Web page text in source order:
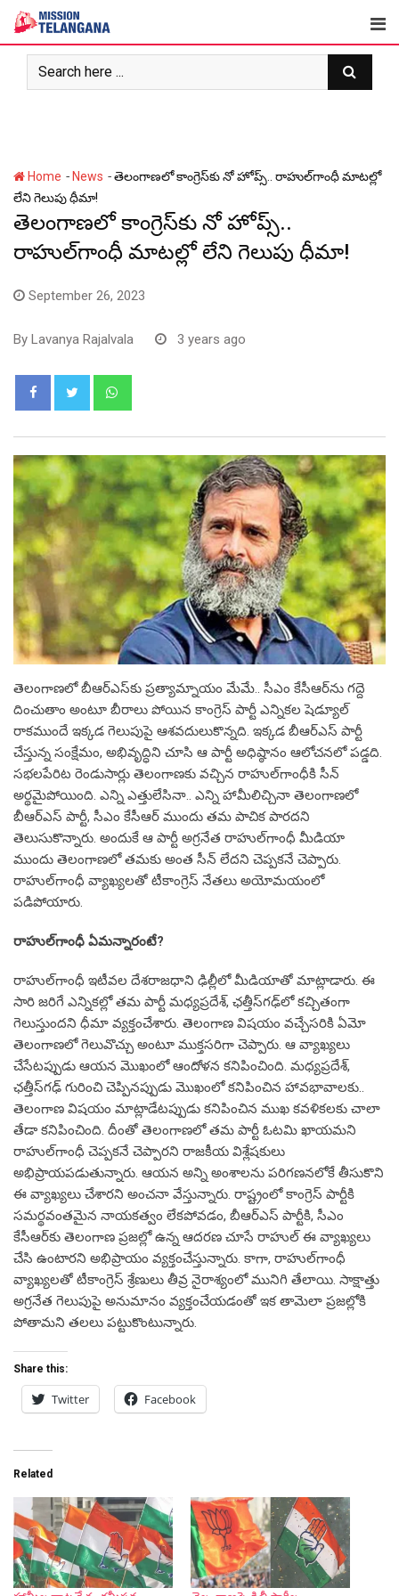
Skip
content
Home - News -తెలంగాణ‌లో కాంగ్రెస్‌కు నో హోప్స్‌.. రాహుల్‌గాంధీ మాట‌ల్లో
లేని గెలుపు ధీమా!
తెలంగాణ‌లో కాంగ్రెస్‌కు నో హోప్స్‌..
రాహుల్‌గాంధీ మాట‌ల్లో లేని గెలుపు ధీమా!
September 26, 2023
By Lavanya Rajalvala 3 years ago
తెలంగాణ‌లో బీఆర్ఎస్‌కు ప్ర‌త్యామ్నాయం మేమే.. సీఎం కేసీఆర్‌ను గ‌ద్దె
దించుతాం అంటూ బీరాలు పోయిన కాంగ్రెస్ పార్టీ ఎన్నిక‌ల షెడ్యూల్
రాక‌ముందే ఇక్క‌డ గెలుపుపై ఆశ‌వ‌దులుకొన్న‌ది. ఇక్క‌డ బీఆర్ఎస్ పార్టీ
చేస్తున్న‌ సంక్షేమం, అభివృద్ధిని చూసి ఆ పార్టీ అధిష్ఠానం ఆలోచ‌న‌లో ప‌డ్డ‌ది.
స‌భ‌ల‌పేరిట రెండుసార్లు తెలంగాణ‌కు వ‌చ్చిన రాహుల్‌గాంధీకి సీన్
అర్థ‌మైపోయింది. ఎన్ని ఎత్తులేసినా.. ఎన్ని హామీలిచ్చినా తెలంగాణలో
బీఆర్ఎస్ పార్టీ, సీఎం కేసీఆర్ ముందు త‌మ పాచిక పార‌ద‌ని
తెలుసుకొన్నారు. అందుకే ఆ పార్టీ అగ్ర‌నేత రాహుల్‌గాంధీ మీడియా
ముందు తెలంగాణ‌లో త‌మకు అంత సీన్ లేద‌ని చెప్ప‌క‌నే చెప్పారు.
రాహుల్‌గాంధీ వ్యాఖ్య‌ల‌తో టీకాంగ్రెస్ నేత‌లు అయోమ‌యంలో
ప‌డిపోయారు.
రాహుల్‌గాంధీ ఏమ‌న్నారంటే?
రాహుల్‌గాంధీ ఇటీవ‌ల దేశ‌రాజ‌ధాని ఢిల్లీలో మీడియాతో మాట్లాడారు. ఈ
సారి జ‌రిగే ఎన్నిక‌ల్లో త‌మ పార్టీ మ‌ధ్య‌ప్ర‌దేశ్‌, ఛ‌త్తీస్‌గ‌ఢ్‌లో క‌చ్చితంగా
గెలుస్తుంద‌ని ధీమా వ్య‌క్తంచేశారు. తెలంగాణ విష‌యం వ‌చ్చేస‌రికి ఏమో
తెలంగాణ‌లో గెలువొచ్చు అంటూ ముక్త‌స‌రిగా చెప్పారు. ఆ వ్యాఖ్య‌లు
చేసేట‌ప్పుడు ఆయ‌న మొఖంలో ఆందోళ‌న క‌నిపించింది. మ‌ధ్య‌ప్ర‌దేశ్‌,
ఛ‌త్తీస్‌గ‌ఢ్ గురించి చెప్పిన‌ప్పుడు మొఖంలో కనిపించిన హావ‌భావాల‌కు..
తెలంగాణ విష‌యం మాట్లాడేట‌ప్పుడు క‌నిపించిన ముఖ క‌వ‌ళిక‌ల‌కు చాలా
తేడా క‌నిపించింది. దీంతో తెలంగాణ‌లో త‌మ పార్టీ ఓట‌మి ఖాయ‌మ‌ని
రాహుల్‌గాంధీ చెప్ప‌క‌నే చెప్పార‌ని రాజ‌కీయ విశ్లేష‌కులు
అభిప్రాయ‌ప‌డుతున్నారు. ఆయ‌న అన్ని అంశాల‌ను ప‌రిగ‌ణ‌న‌లోకే తీసుకొని
ఈ వ్యాఖ్య‌లు చేశార‌ని అంచ‌నా వేస్తున్నారు. రాష్ట్రంలో కాంగ్రెస్ పార్టీకి
స‌మ‌ర్థ‌వంతమైన నాయ‌క‌త్వం లేక‌పోవ‌డం, బీఆర్ఎస్ పార్టీకి, సీఎం
కేసీఆర్‌కు తెలంగాణ ప్ర‌జ‌ల్లో ఉన్న ఆద‌ర‌ణ చూసే రాహుల్ ఈ వ్యాఖ్య‌లు
చేసి ఉంటార‌ని అభిప్రాయం వ్య‌క్తంచేస్తున్నారు. కాగా, రాహుల్‌గాంధీ
వ్యాఖ్య‌ల‌తో టీకాంగ్రెస్ శ్రేణులు తీవ్ర నైరాశ్యంలో మునిగి తేలాయి. సాక్షాత్తు
అగ్ర‌నేత గెలుపుపై అనుమానం వ్య‌క్తంచేయ‌డంతో ఇక తామెలా ప్ర‌జల్లోకి
పోతామ‌ని త‌ల‌లు ప‌ట్టుకొంటున్నారు.
Share this:
Twitter Facebook
Related